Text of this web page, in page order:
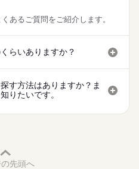
あるご質問をご紹介します。
らいありますか？
す方法はありますか？ま
りたいです。
先頭へ